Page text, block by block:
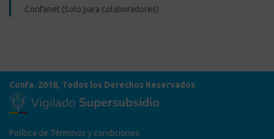
Confanet (Solo para colaboradores)
Confa. 2018, Todos los Derechos Reservados
Política de Términos y condiciones